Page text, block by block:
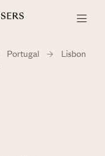
Portugal
Lisbon